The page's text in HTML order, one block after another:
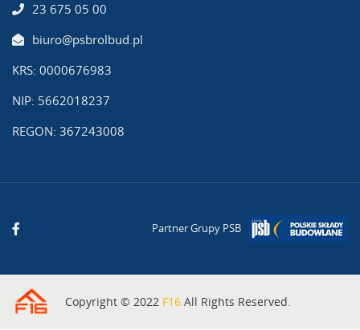
23 675 05 00
biuro@psbrolbud.pl
KRS: 0000676983
NIP: 5662018237
REGON: 367243008
Partner Grupy PSB
Copyright © 2022 F16 All Rights Reserved.